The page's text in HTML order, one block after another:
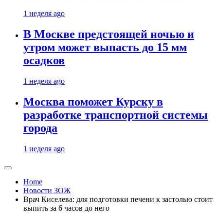
1 неделя ago
В Москве предстоящей ночью и
утром может выпасть до 15 мм
осадков
1 неделя ago
Москва поможет Курску в
разработке транспортной системы
города
1 неделя ago
Home
Новости ЗОЖ
Врач Киселева: для подготовки печени к застолью стоит
выпить за 6 часов до него